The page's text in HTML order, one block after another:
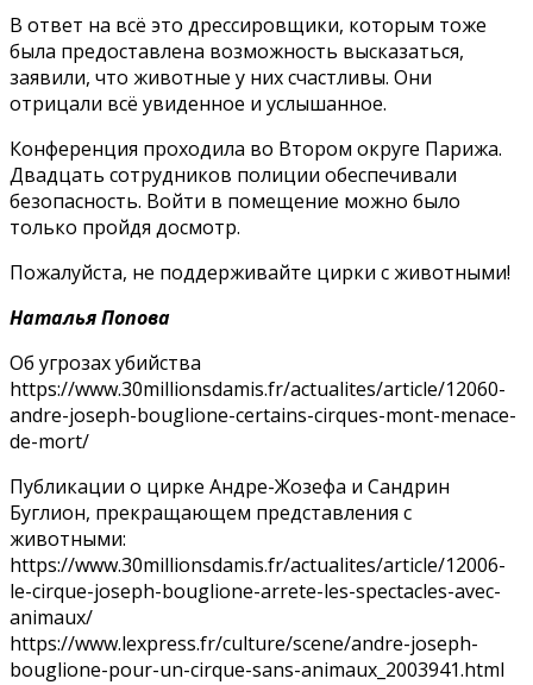
В ответ на всё это дрессировщики, которым тоже
была предоставлена возможность высказаться,
заявили, что животные у них счастливы. Они
отрицали всё увиденное и услышанное.
Конференция проходила во Втором округе Парижа.
Двадцать сотрудников полиции обеспечивали
безопасность. Войти в помещение можно было
только пройдя досмотр.
Пожалуйста, не поддерживайте цирки с животными!
Наталья Попова
Об угрозах убийства
https://www.30millionsdamis.fr/actualites/article/12060-
andre-joseph-bouglione-certains-cirques-mont-menace-
de-mort/
Публикации о цирке Андре-Жозефа и Сандрин
Буглион, прекращающем представления с
животными:
https://www.30millionsdamis.fr/actualites/article/12006-
le-cirque-joseph-bouglione-arrete-les-spectacles-avec-
animaux/
https://www.lexpress.fr/culture/scene/andre-joseph-
bouglione-pour-un-cirque-sans-animaux_2003941.html